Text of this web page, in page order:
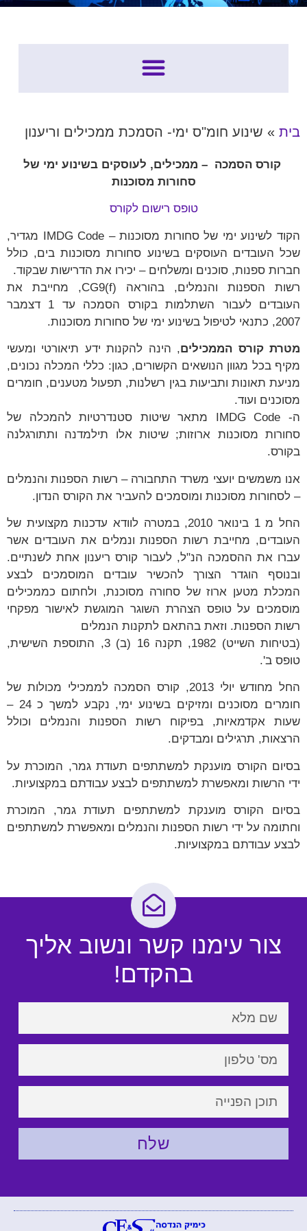
בית » שינוע חומ"ס ימי- הסמכת ממכילים וריענון
קורס הסמכה – ממכילים, לעוסקים בשינוע ימי של
סחורות מסוכנות
טופס רישום לקורס
הקוד לשינוע ימי של סחורות מסוכנות – IMDG Code מגדיר,
שכל העובדים העוסקים בשינוע סחורות מסוכנות בים, כולל
חברות ספנות, סוכנים ומשלחים – יכירו את הדרישות שבקוד.
רשות הספנות והנמלים, בהוראה CG9(f), מחייבת את
העובדים לעבור השתלמות בקורס הסמכה עד 1 דצמבר
2007, כתנאי לטיפול בשינוע ימי של סחורות מסוכנות.
מטרת קורס הממכילים, הינה להקנות ידע תיאורטי ומעשי
מקיף בכל מגוון הנושאים הקשורים, כגון: כללי המכלה נכונים,
מניעת תאונות ותביעות בגין רשלנות, תפעול מטענים, חומרים
מסוכנים ועוד.
ה- IMDG Code מתאר שיטות סטנדרטיות להמכלה של
סחורות מסוכנות ארוזות; שיטות אלו תילמדנה ותתורגלנה
בקורס.
אנו משמשים יועצי משרד התחבורה – רשות הספנות והנמלים
– לסחורות מסוכנות ומוסמכים להעביר את הקורס הנדון.
החל מ 1 בינואר 2010, במטרה לוודא עדכנות מקצועית של
העובדים, מחייבת רשות הספנות ונמלים את העובדים אשר
עברו את ההסמכה הנ"ל, לעבור קורס ריענון אחת לשנתיים.
ובנוסף הוגדר הצורך להכשיר עובדים המוסמכים לבצע
המכלת מטען ארוז של סחורה מסוכנת, ולחתום כממכילים
מוסמכים על טופס הצהרת השוגר המוגשת לאישור מפקחי
רשות הספנות. וזאת בהתאם לתקנות הנמלים
(בטיחות השייט) 1982, תקנה 16 (ב) 3, התוספת השישית,
טופס ב'.
החל מחודש יולי 2013, קורס הסמכה לממכילי מכולות של
חומרים מסוכנים ומזיקים בשינוע ימי, נקבע למשך כ 24 –
שעות אקדמאיות, בפיקוח רשות הספנות והנמלים וכולל
הרצאות, תרגילים ומבדקים.
בסיום הקורס מוענקת למשתתפים תעודת גמר, המוכרת על
ידי הרשות ומאפשרת למשתתפים לבצע עבודתם במקצועיות.
בסיום הקורס מוענקת למשתתפים תעודת גמר, המוכרת
וחתומה על ידי רשות הספנות והנמלים ומאפשרת למשתתפים
לבצע עבודתם במקצועיות.
צור עימנו קשר ונשוב אליך
בהקדם!
שלח